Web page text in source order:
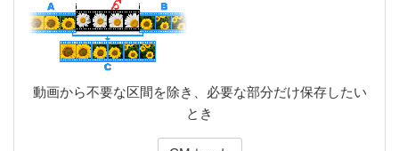
動画から不要な区間を除き、必要な部分だけ保存したい
とき